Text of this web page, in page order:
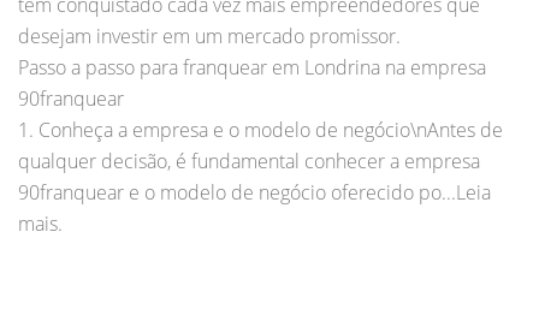
desejam investir em um mercado promissor.
Passo a passo para franquear em Londrina na empresa
90franquear
1. Conheça a empresa e o modelo de negócio\nAntes de
qualquer decisão, é fundamental conhecer a empresa
90franquear e o modelo de negócio oferecido po...Leia
mais.